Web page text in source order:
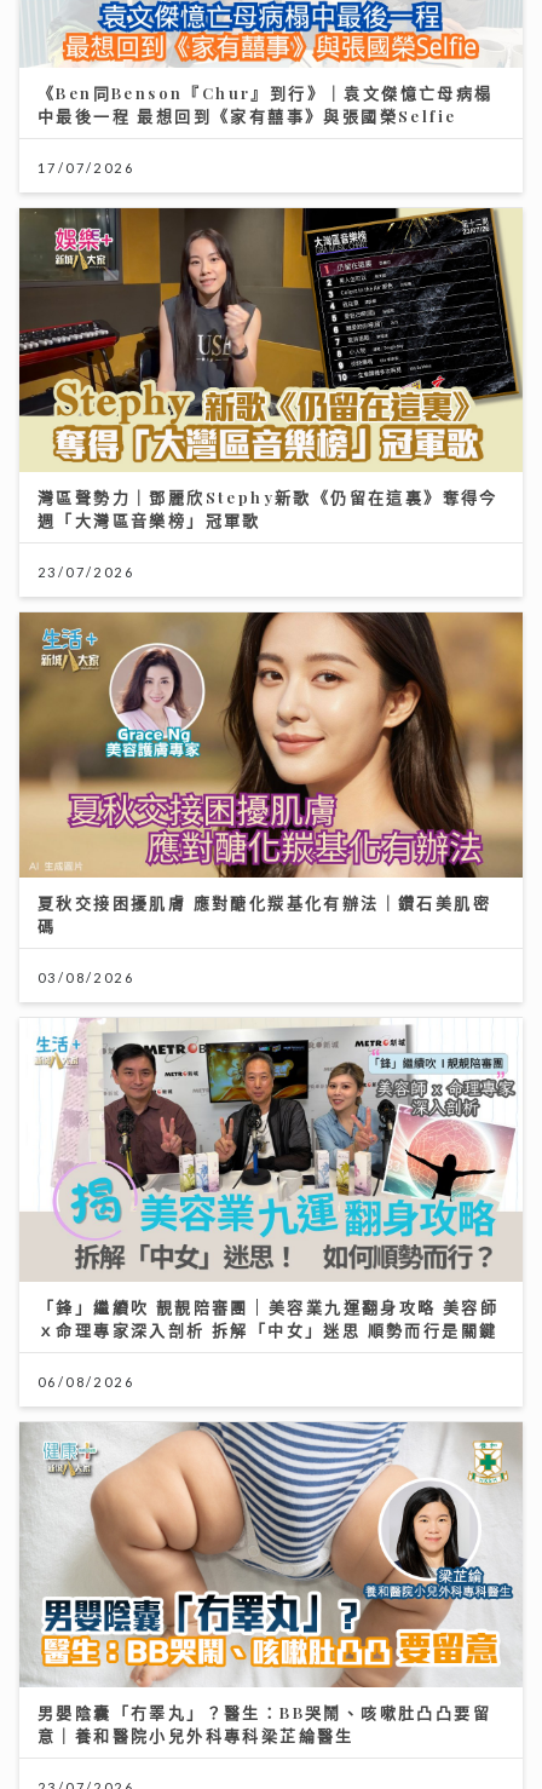
《Ben同Benson『Chur』到行》｜袁文傑憶亡母病榻
中最後一程 最想回到《家有囍事》與張國榮Selfie
17/07/2026
灣區聲勢力｜鄧麗欣Stephy新歌《仍留在這裏》奪得今
週「大灣區音樂榜」冠軍歌
23/07/2026
夏秋交接困擾肌膚 應對醣化羰基化有辦法｜鑽石美肌密
碼
03/08/2026
「鋒」繼續吹 靚靚陪審團 | 美容業九運翻身攻略 美容師
ｘ命理專家深入剖析 拆解「中女」迷思 順勢而行是關鍵
06/08/2026
男嬰陰囊「冇睪丸」？醫生：BB哭鬧、咳嗽肚凸凸要留
意｜養和醫院小兒外科專科梁芷綸醫生